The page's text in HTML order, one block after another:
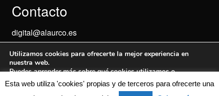
Contacto
digital@alaurco.es
Esta web utiliza 'cookies' propias y de terceros para ofrecerte una
Utilizamos cookies para ofrecerte la mejor experiencia en
nuestra web.
Puedes aprender más sobre qué cookies utilizamos o
desactivarlas en losajustes.